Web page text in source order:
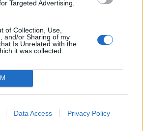
Targeted Advertising.
of Collection, Use,
and/or Sharing of my
Is Unrelated with the
it was collected.
Data Access Privacy Policy
potranno
punta sull'estero